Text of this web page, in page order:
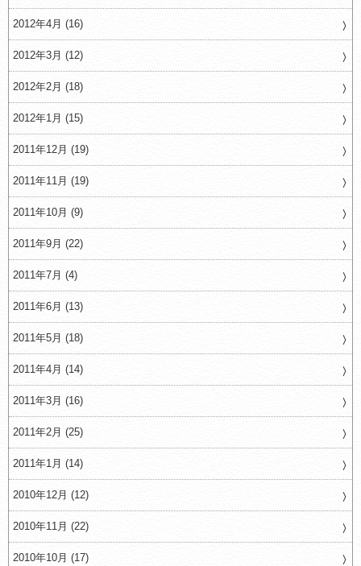
2012年4月 (16)
2012年3月 (12)
2012年2月 (18)
2012年1月 (15)
2011年12月 (19)
2011年11月 (19)
2011年10月 (9)
2011年9月 (22)
2011年7月 (4)
2011年6月 (13)
2011年5月 (18)
2011年4月 (14)
2011年3月 (16)
2011年2月 (25)
2011年1月 (14)
2010年12月 (12)
2010年11月 (22)
2010年10月 (17)